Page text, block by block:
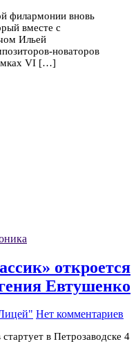
филармонии вновь
вместе с
Ильей
новаторов
VI […]
откроется
Евтушенко
Нет комментариев
в Петрозаводске 4